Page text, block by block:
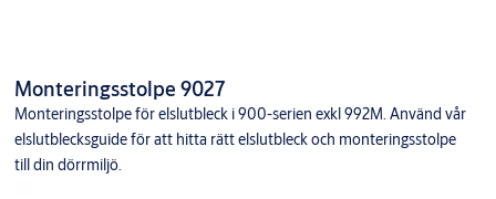
Monteringsstolpe 9027
Monteringsstolpe för elslutbleck i 900-serien exkl 992M. Använd vår
elslutblecksguide för att hitta rätt elslutbleck och monteringsstolpe
till din dörrmiljö.